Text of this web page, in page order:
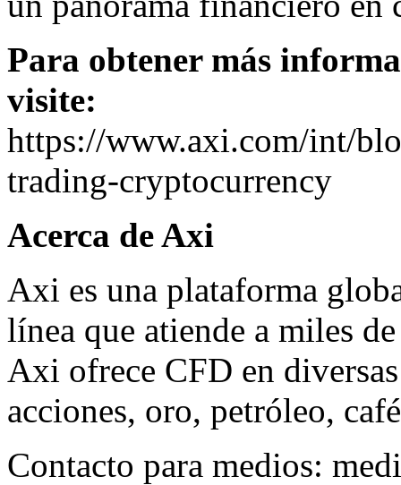
Para obtener más
visite:
https://www.axi.com/int/
trading-cryptocurrency
Acerca de Axi
Axi es una plataforma
línea que atiende a miles
Axi ofrece CFD en
acciones, oro, petróleo,
Contacto para medios: